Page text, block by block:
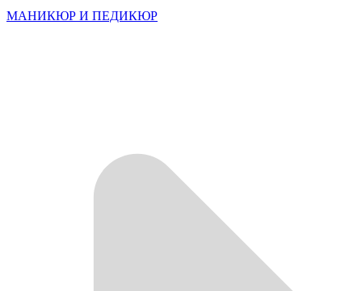
МАНИКЮР И ПЕДИКЮР